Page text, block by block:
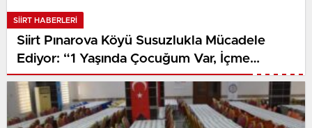
SIIRT HABERLERI
Siirt Pınarova Köyü Susuzlukla Mücadele
Ediyor: “1 Yaşında Çocuğum Var, İçme
Suyumuz Yok”